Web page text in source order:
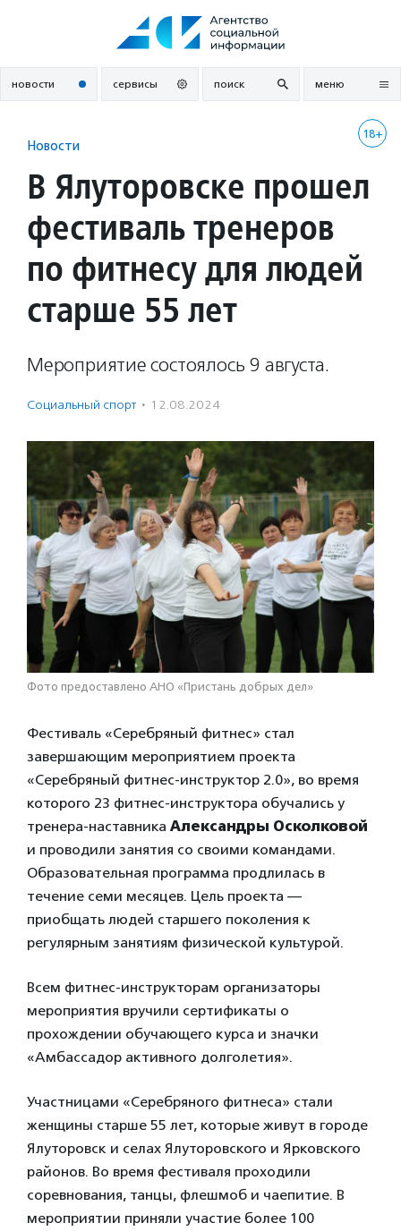
новости сервисы поиск меню
18+
Новости
В Ялуторовске прошел
фестиваль тренеров
по фитнесу для людей
старше 55 лет
Мероприятие состоялось 9 августа.
Социальный спорт · 12.08.2024
Фото предоставлено АНО «Пристань добрых дел»
Фестиваль «Серебряный фитнес» стал
завершающим мероприятием проекта
«Серебряный фитнес-инструктор 2.0», во время
которого 23 фитнес-инструктора обучались у
тренера-наставника Александры Осколковой
и проводили занятия со своими командами.
Образовательная программа продлилась в
течение семи месяцев. Цель проекта —
приобщать людей старшего поколения к
регулярным занятиям физической культурой.
Всем фитнес-инструкторам организаторы
мероприятия вручили сертификаты о
прохождении обучающего курса и значки
«Амбассадор активного долголетия».
Участницами «Серебряного фитнеса» стали
женщины старше 55 лет, которые живут в городе
Ялуторовск и селах Ялуторовского и Ярковского
районов. Во время фестиваля проходили
соревнования, танцы, флешмоб и чаепитие. В
мероприятии приняли участие более 100